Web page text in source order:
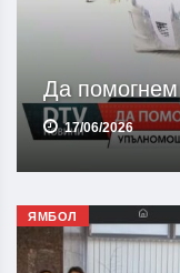
Да
17/06/2026
ЯМБОЛ